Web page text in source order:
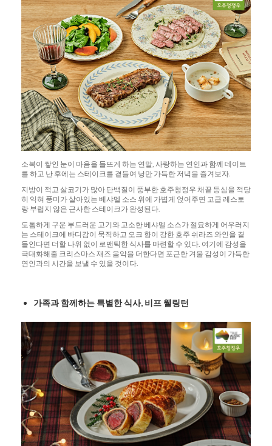
소복이 쌓인 눈이 마음을 들뜨게 하는 연말, 사랑하는 연인과 함께 데이트
를 하고 난 후에는 스테이크를 곁들여 낭만 가득한 저녁을 즐겨보자.
지방이 적고 살코기가 많아 단백질이 풍부한 호주청정우 채끝 등심을 적당
히 익혀 풍미가 살아있는 베샤멜 소스 위에 가볍게 얹어주면 고급 레스토
랑 부럽지 않은 근사한 스테이크가 완성된다.
도톰하게 구운 부드러운 고기와 고소한 베샤멜 소스가 절묘하게 어우러지
는 스테이크에 바디감이 묵직하고 오크 향이 강한 호주 쉬라즈 와인을 곁
들인다면 더할 나위 없이 로맨틱한 식사를 마련할 수 있다. 여기에 감성을
극대화해줄 크리스마스 재즈 음악을 더한다면 포근한 겨울 감성이 가득한
연인과의 시간을 보낼 수 있을 것이다.
가족과 함께하는 특별한식사, 비프 웰링턴